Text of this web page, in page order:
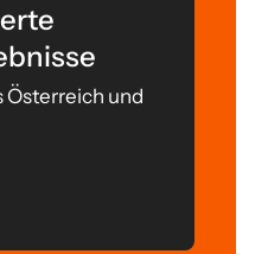
Österreich und